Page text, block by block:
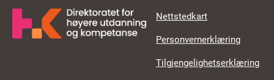
Nettstedkart
Personvernerklæring
Tilgjengelighetserklæring